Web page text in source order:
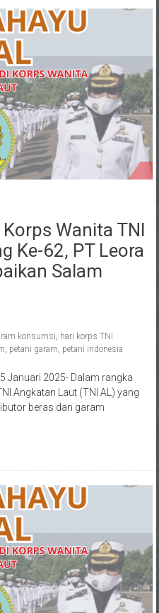
Wanita TNI
Ke-62, PT Leora
Salam
konsumsi, hari korps TNI
, petani garam, petani indonesia
Januari 2025- Dalam rangka
Angkatan Laut (TNI AL) yang
beras dan garam